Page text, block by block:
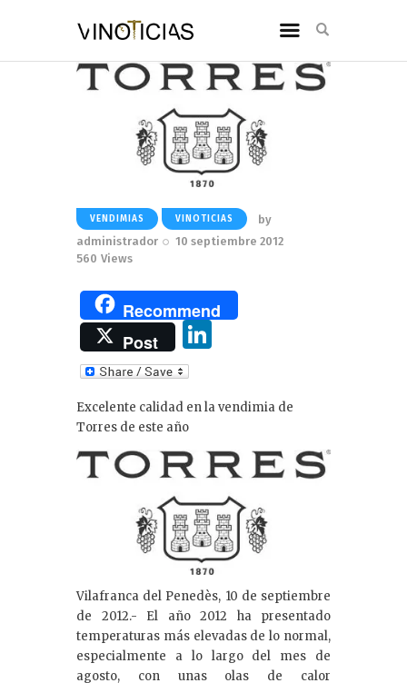
VENDIMIAS VINOTICIAS
by
administrador
10 septiembre 2012
560 Views
Recommend
Post
e
dI
n
Excelente calidad en la vendimia de
Torres de este año
Vilafranca del Penedès, 10 de septiembre
de 2012.- El año 2012 ha presentado
temperaturas más elevadas de lo normal,
especialmente a lo largo del mes de
agosto, con unas olas de calor